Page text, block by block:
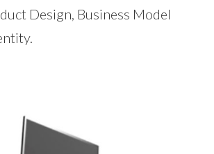
Design, Business Model